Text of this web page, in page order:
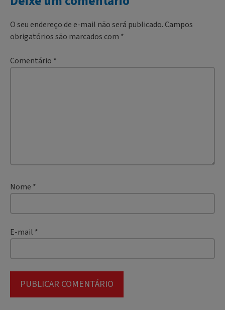
O seu endereço de e-mail não será publicado.Campos
obrigatórios são marcados com *
Comentário *
Nome *
E-mail *